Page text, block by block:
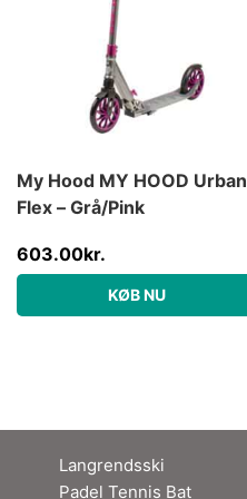
My Hood MY HOOD Urban
Flex – Grå/Pink
603.00kr.
KØB NU
Langrendsski
Padel Tennis Bat